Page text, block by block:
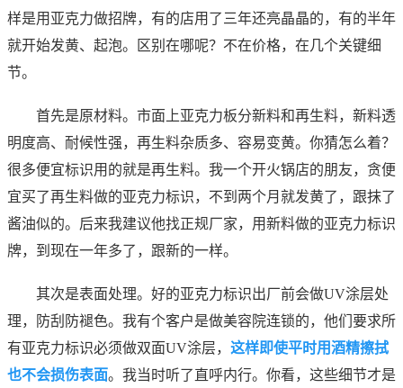
样是用亚克力做招牌，有的店用了三年还亮晶晶的，有的半年
就开始发黄、起泡。区别在哪呢？不在价格，在几个关键细
节。
首先是原材料。市面上亚克力板分新料和再生料，新料透
明度高、耐候性强，再生料杂质多、容易变黄。你猜怎么着？
很多便宜标识用的就是再生料。我一个开火锅店的朋友，贪便
宜买了再生料做的亚克力标识，不到两个月就发黄了，跟抹了
酱油似的。后来我建议他找正规厂家，用新料做的亚克力标识
牌，到现在一年多了，跟新的一样。
其次是表面处理。好的亚克力标识出厂前会做UV涂层处
理，防刮防褪色。我有个客户是做美容院连锁的，他们要求所
有亚克力标识必须做双面UV涂层， 这样即使平时用酒精擦拭
也不会损伤表面。我当时听了直呼内行。你看，这些细节才是